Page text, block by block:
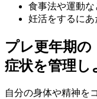
食事法や運動
妊活をするに
プレ更年期の
症状を管理し
自分の身体や精神を